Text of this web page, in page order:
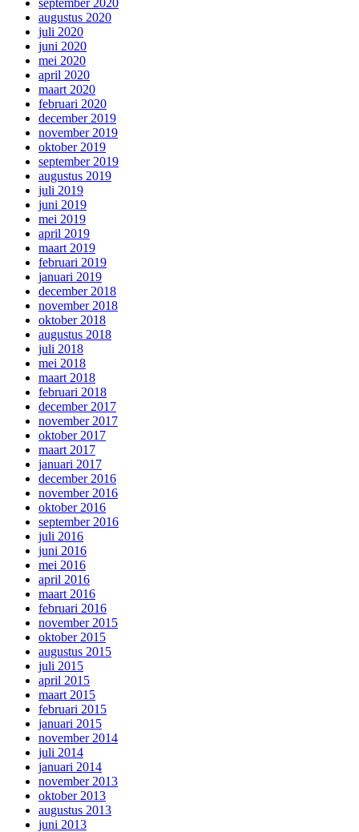
augustus 2020
juli 2020
juni 2020
mei 2020
april 2020
maart 2020
februari 2020
december 2019
november 2019
oktober 2019
september 2019
augustus 2019
juli 2019
juni 2019
mei 2019
april 2019
maart 2019
februari 2019
januari 2019
december 2018
november 2018
oktober 2018
augustus 2018
juli 2018
mei 2018
maart 2018
februari 2018
december 2017
november 2017
oktober 2017
maart 2017
januari 2017
december 2016
november 2016
oktober 2016
september 2016
juli 2016
juni 2016
mei 2016
april 2016
maart 2016
februari 2016
november 2015
oktober 2015
augustus 2015
juli 2015
april 2015
maart 2015
februari 2015
januari 2015
november 2014
juli 2014
januari 2014
november 2013
oktober 2013
augustus 2013
juni 2013